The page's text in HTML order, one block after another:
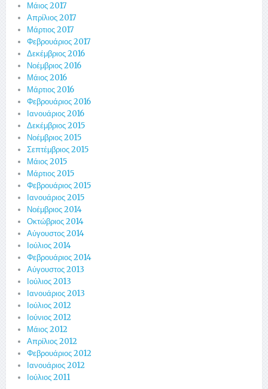
Μάιος 2017
Απρίλιος 2017
Μάρτιος 2017
Φεβρουάριος 2017
Δεκέμβριος 2016
Νοέμβριος 2016
Μάιος 2016
Μάρτιος 2016
Φεβρουάριος 2016
Ιανουάριος 2016
Δεκέμβριος 2015
Νοέμβριος 2015
Σεπτέμβριος 2015
Μάιος 2015
Μάρτιος 2015
Φεβρουάριος 2015
Ιανουάριος 2015
Νοέμβριος 2014
Οκτώβριος 2014
Αύγουστος 2014
Ιούλιος 2014
Φεβρουάριος 2014
Αύγουστος 2013
Ιούλιος 2013
Ιανουάριος 2013
Ιούλιος 2012
Ιούνιος 2012
Μάιος 2012
Απρίλιος 2012
Φεβρουάριος 2012
Ιανουάριος 2012
Ιούλιος 2011